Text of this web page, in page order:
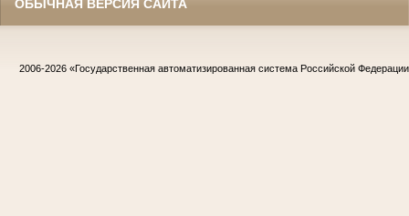
ОБЫЧНАЯ ВЕРСИЯ САЙТА
2006-2026 «Государственная автоматизированная система Российской